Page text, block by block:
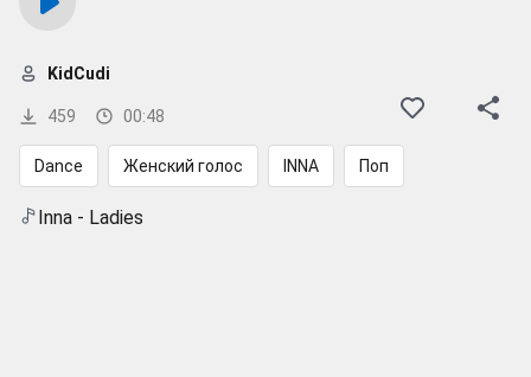
459 00:48
KidCudi
Dance Женский голос INNA Поп
Inna - Ladies